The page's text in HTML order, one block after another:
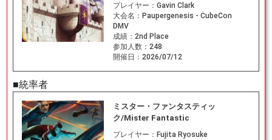
プレイヤー： Gavin Clark
大会名： Paupergenesis - CubeCon
DMV
成績： 2nd Place
参加人数： 248
開催日： 2026/07/12
■統率者
ミスター・ファンタスティッ
ク/Mister Fantastic
プレイヤー： Fujita Ryosuke